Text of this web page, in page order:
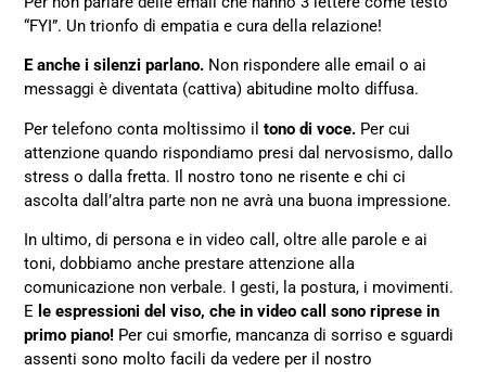
“FYI”. Un trionfo di empatia e cura della relazione!
E anche i silenzi parlano. Non rispondere alle email o ai
messaggi è diventata (cattiva) abitudine molto diffusa.
Per telefono conta moltissimo iltono di voce. Per cui
attenzione quando rispondiamo presi dal nervosismo, dallo
stress o dalla fretta. Il nostro tono ne risente e chi ci
ascolta dall’altra parte non ne avrà una buona impressione.
In ultimo, di persona e in video call, oltre alle parole e ai
toni, dobbiamo anche prestare attenzione alla
comunicazione non verbale. I gesti, la postura, i movimenti.
E le espressioni del viso, che in video call sono riprese in
primo piano! Per cui smorfie, mancanza di sorriso e sguardi
assenti sono molto facili da vedere per il nostro